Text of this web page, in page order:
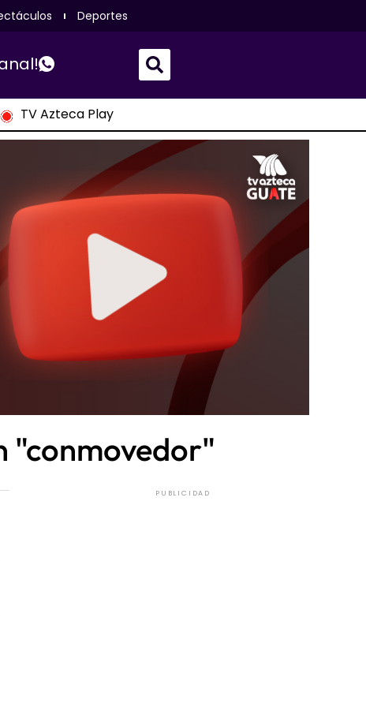
Deportes
TV Azteca Play
"conmovedor"
PUBLICIDAD